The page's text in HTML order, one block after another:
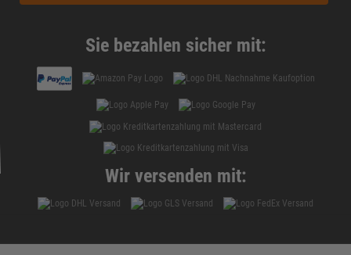
Sie bezahlen sicher mit:
Wir versenden mit: